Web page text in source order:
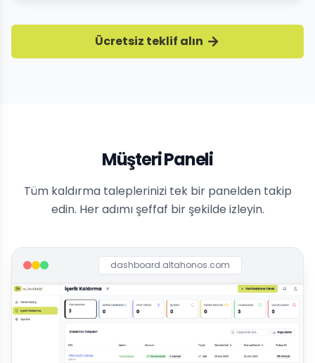
Ücretsiz teklif alın
Müşteri Paneli
Tüm kaldırma taleplerinizi tek bir panelden takip
edin. Her adımı şeffaf bir şekilde izleyin.
dashboard.altahonos.com